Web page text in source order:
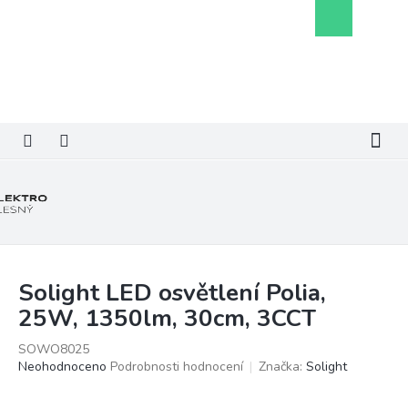
košík
Solight LED osvětlení Polia,
25W, 1350lm, 30cm, 3CCT
SOWO8025
Průměrné
Neohodnoceno Podrobnosti hodnocení Značka: Solight